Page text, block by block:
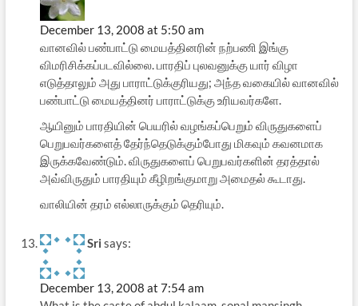
December 13, 2008 at 5:50 am
வானவில் பண்பாட்டு மையத்தினரின் நற்பணி இங்கு
விமரிசிக்கப்படவில்லை. பாரதிப் புலவனுக்கு யார் விழா
எடுத்தாலும் அது பாராட்டுக்குரியது; அந்த வகையில் வானவில்
பண்பாட்டு மையத்தினர் பாராட்டுக்கு உரியவர்களே.
ஆயினும் பாரதியின் பெயரில் வழங்கப்பெறும் விருதுகளைப்
பெறுபவர்களைத் தேர்ந்தெடுக்கும்போது மிகவும் கவனமாக
இருக்கவேண்டும். விருதுகளைப் பெறுபவர்களின் தரத்தால்
அவ்விருதும் பாரதியும் கீழிறங்குமாறு அமைதல் கூடாது.
வாலியின் தரம் எல்லாருக்கும் தெரியும்.
Sri says:
December 13, 2008 at 7:54 am